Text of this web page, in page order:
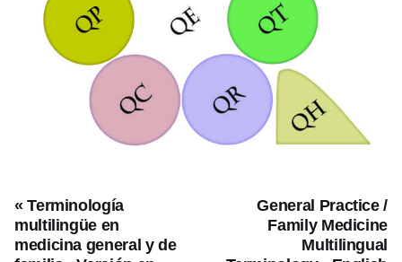
General Practice /
Family Medicine
Multilingual
« Terminología
multilingüe en
medicina general y de